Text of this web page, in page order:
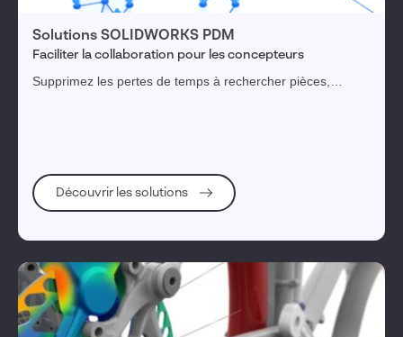
Solutions SOLIDWORKS PDM
Faciliter la collaboration pour les concepteurs
Supprimez les pertes de temps à rechercher pièces,
Découvrir les solutions